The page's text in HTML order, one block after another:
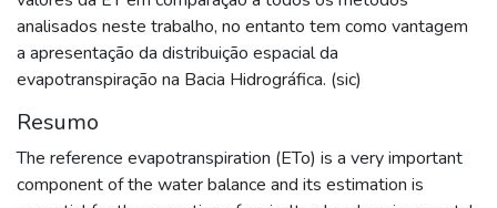
analisados neste trabalho, no entanto tem como vantagem
a apresentação da distribuição espacial da
evapotranspiração na Bacia Hidrográfica. (sic)
Resumo
The reference evapotranspiration (ETo) is a very important
component of the water balance and its estimation is